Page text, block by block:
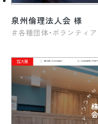
泉州倫理法人会 様
各種団体・ボランティア